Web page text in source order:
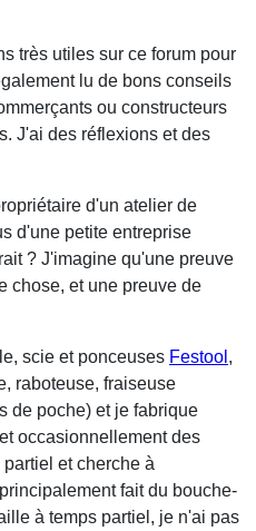
très utiles sur ce forum pour
lu de bons conseils
ou constructeurs
J'ai des réflexions et des
d'un atelier de
d'une petite entreprise
? J'imagine qu'une preuve
chose, et une preuve de
scie et ponceuses Festool ,
raboteuse, fraiseuse
de poche) et je fabrique
occasionnellement des
et cherche à
fait du bouche-
à temps partiel, je n'ai pas